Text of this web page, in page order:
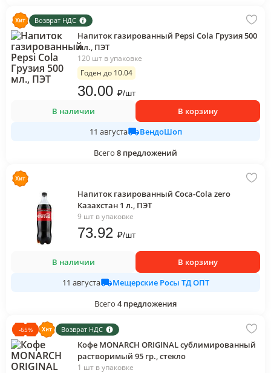
Возврат НДС
Напиток газированный Pepsi Cola Грузия 500
мл., ПЭТ
120 шт в упаковке
Годен до 10.04
30.00 ₽/шт
В наличии
В корзину
11 августа
ВендоШоп
Всего 8 предложений
Напиток газированный Coca-Cola zero
Казахстан 1 л., ПЭТ
9 шт в упаковке
73.92 ₽/шт
В наличии
В корзину
11 августа
Мещерские Росы ТД ОПТ
Всего 4 предложения
-65% Возврат НДС
Кофе MONARCH ORIGINAL сублимированный
растворимый 95 гр., стекло
1 шт в упаковке